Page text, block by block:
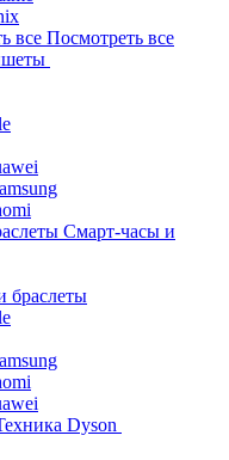
Посмотреть все
Смарт-часы и
браслеты
Dyson